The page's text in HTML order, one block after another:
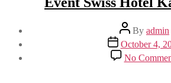
Post
author
By admin
Post
date
October 4,
No